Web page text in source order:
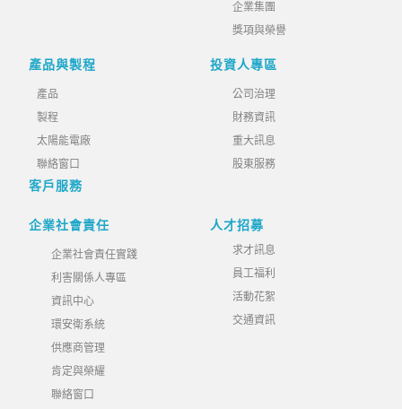
企業集團
獎項與榮譽
產品與製程
產品
製程
太陽能電廠
聯絡窗口
客戶服務
投資人專區
公司治理
財務資訊
重大訊息
股東服務
企業社會責任
企業社會責任實踐
利害關係人專區
資訊中心
環安衛系統
供應商管理
肯定與榮耀
聯絡窗口
人才招募
求才訊息
員工福利
活動花絮
交通資訊